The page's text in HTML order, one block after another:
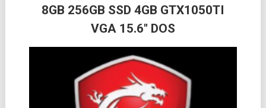
8GB 256GB SSD 4GB GTX1050TI
VGA 15.6″ DOS